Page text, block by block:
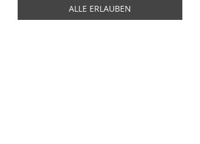
Put A Nickel In The Jukebox / Jukebox Is
Playin' The Blues - Juke Joint Records
ALLE ERLAUBEN